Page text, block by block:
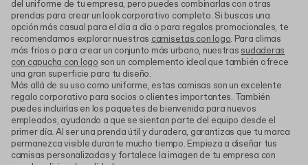
del uniforme de tu empresa, pero puedes combinarlas con otras
prendas para crear un look corporativo completo. Si buscas una
opción más casual para el día a día o para regalos promocionales, te
recomendamos explorar nuestras camisetas con logo. Para climas
más fríos o para crear un conjunto más urbano, nuestras sudaderas
con capucha con logo son un complemento ideal que también ofrece
una gran superficie para tu diseño.
Más allá de su uso como uniforme, estas camisas son un excelente
regalo corporativo para socios o clientes importantes. También
puedes incluirlas en los paquetes de bienvenida para nuevos
empleados, ayudando a que se sientan parte del equipo desde el
primer día. Al ser una prenda útil y duradera, garantizas que tu marca
permanezca visible durante mucho tiempo. Empieza a diseñar tus
camisas personalizadas y fortalece la imagen de tu empresa con